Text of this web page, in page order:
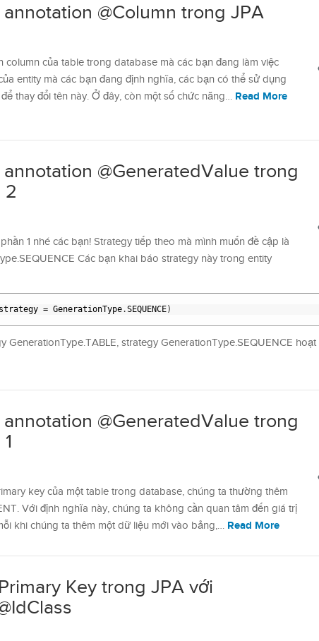
@Column trong JPA
của table trong database mà các bạn đang làm việc
entity mà các bạn đang định nghĩa, các bạn có thể sử dụng
thay đổi tên này. Ở đây, còn một số chức năng… Read More
@GeneratedValue trong
2
1 nhé các bạn! Strategy tiếp theo mà mình muốn đề cập là
Các bạn khai báo strategy này trong entity
strategy = GenerationType.SEQUENCE)
GenerationType.TABLE, strategy GenerationType.SEQUENCE
@GeneratedValue trong
key của một table trong database, chúng ta thường thêm
Với định nghĩa này, chúng ta không cần quan tâm đến giá trị
khi chúng ta thêm một dữ liệu mới vào bảng,… Read More
Key trong JPA với